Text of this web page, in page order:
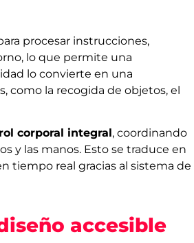
procesar instrucciones,
lo que permite una
lo convierte en una
como la recogida de objetos, el
corporal integral, coordinando
y las manos. Esto se traduce en
tiempo real gracias al sistema de
accesible